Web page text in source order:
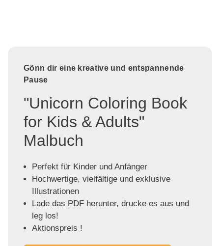
Gönn dir eine kreative und entspannende
Pause
"Unicorn Coloring Book
for Kids & Adults"
Malbuch
Perfekt für Kinder und Anfänger
Hochwertige, vielfältige und exklusive
Illustrationen
Lade das PDF herunter, drucke es aus und
leg los!
Aktionspreis !